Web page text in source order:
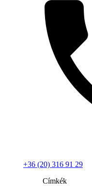
+36 (20) 316 91 29
Címkék